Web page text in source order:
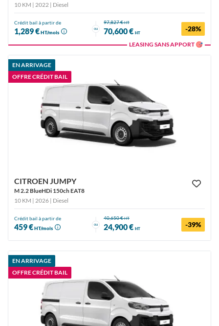
10 KM | 2022 | Diesel
Crédit bail à partir de
1,289 €HT/mois
ou
97,827 €HT
70,600 € HT -28%
LEASING SANS APPORT 🎯
EN ARRIVAGE
OFFRE CRÉDIT BAIL
CITROEN JUMPY
M 2.2 BlueHDi 150ch EAT8
10 KM | 2026 | Diesel
Crédit bail à partir de
459 €HT/mois
ou
40,650 €HT
24,900 € HT -39%
EN ARRIVAGE
OFFRE CRÉDIT BAIL